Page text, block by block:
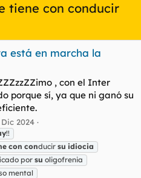
tiene con conducir
está en marcha la
, con el Inter
porque sí, ya que ni ganó su
Dic 2024
!!
con conducir su idiocia
por su oligofrenia
mental